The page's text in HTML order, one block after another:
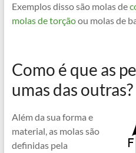
Exemplos disso são molas de
molas de torçãoou molas de
Como é que as
umas das outras?
Além da sua forma e
material, as molas são
definidas pela